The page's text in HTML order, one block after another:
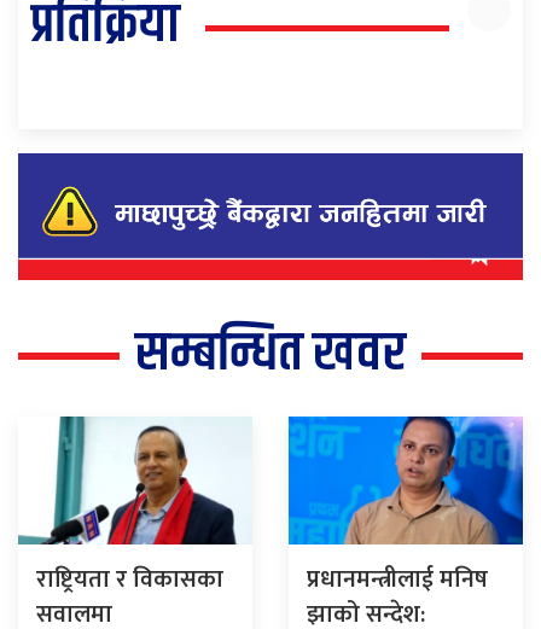
प्रतिक्रिया
सम्बन्धित खवर
राष्ट्रियता र विकासका
सवालमा
प्रधानमन्त्रीलाई मनिष
झाको सन्देश: